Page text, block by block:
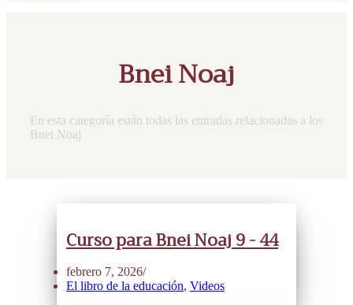
Bnei Noaj
En esta categoría están todas las entradas relacionadas a los
Bnei Noaj
Curso para Bnei Noaj 9 - 44
febrero 7, 2026
El libro de la educación, Videos